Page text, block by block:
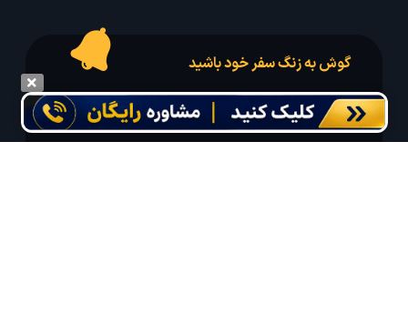
گوش به زنگ سفر خود باشید
درخواست سفر خود را در مدت زمان دلخواه ثبت و پیامک بهترین آفر مربوط به تور
درخواستی خود را دریافت نمایید